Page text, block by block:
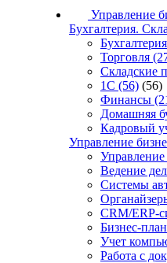
Управление
Бухгалтерия.
Бухгалтерия
Торговля
Складские
1С (56) (56)
Финансы
Домашняя
Кадровый
Управление
Ведение дел
Системы
CRM/ERP-
Бизнес-план
Учет
Работа с